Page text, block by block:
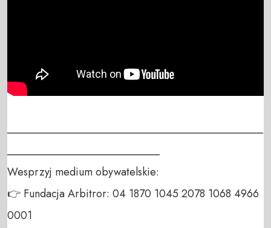
_______________________________________________
____________________________
Wesprzyj medium obywatelskie:
👉 Fundacja Arbitror: 04 1870 1045 2078 1068 4966
0001